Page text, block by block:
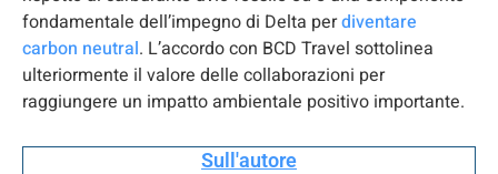
fondamentale dell’impegno di Delta perdiventare
carbon neutral. L’accordo con BCD Travel sottolinea
ulteriormente il valore delle collaborazioni per
raggiungere un impatto ambientale positivo importante.
Sull'autore